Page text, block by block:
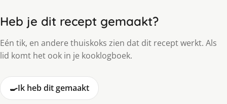
Heb je dit recept gemaakt?
Eén tik, en andere thuiskoks zien dat dit recept werkt. Als
lid komt het ook in je kooklogboek.
🍳Ik heb dit gemaakt